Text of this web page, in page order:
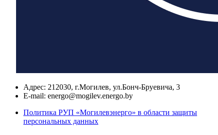
Адрес: 212030, г.Могилев, ул.Бонч-Бруевича, 3
E-mail: energo@mogilev.energo.by
Политика РУП «Могилевэнерго» в области защиты
персональных данных